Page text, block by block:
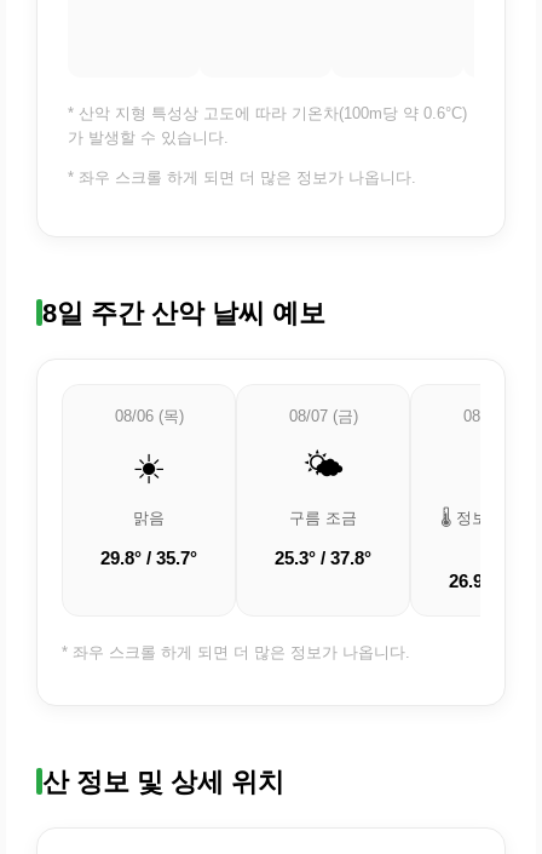
* 산악 지형 특성상 고도에 따라 기온차(100m당 약 0.6°C)
가 발생할 수 있습니다.
* 좌우 스크롤 하게 되면 더 많은 정보가 나옵니다.
8일 주간 산악 날씨 예보
08/06 (목)
☀️
맑음
29.8° / 35.7°
08/07 (금)
🌤️
구름 조금
25.3° / 37.8°
08/08 (토)
🌡️ 정보 업데이
26.9° /
* 좌우 스크롤 하게 되면 더 많은 정보가 나옵니다.
산 정보 및 상세 위치